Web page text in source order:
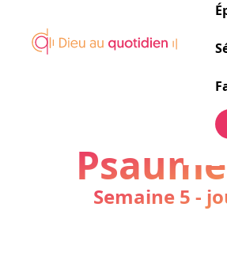
Semaine 5 -